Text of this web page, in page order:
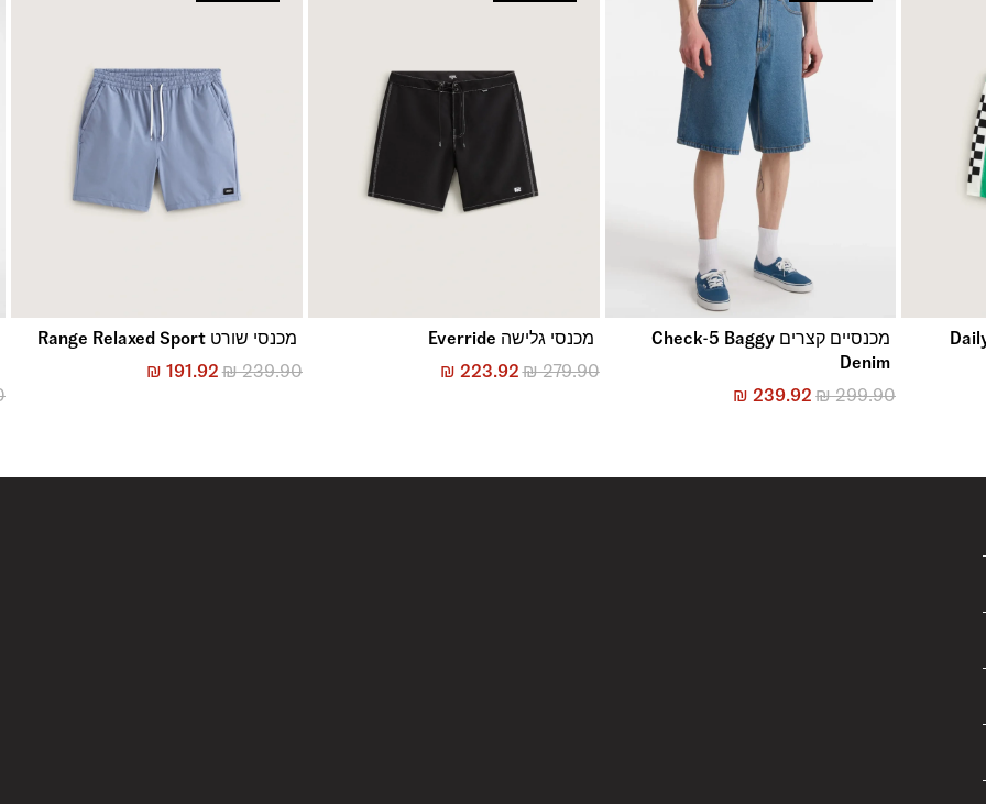
מכנסיים קצרים Check-5 Baggy
Denim
₪299.90
₪ 239.92
מכנסי גלישה Everride
₪279.90
₪ 223.92
מכנסי שורט Range Relaxed Sport
₪239.90
₪ 191.92